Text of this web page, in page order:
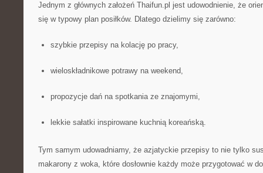
Jednym z głównych założeń Thaifun.pl jest udowodnienie, że
się w typowy plan posiłków. Dlatego dzielimy się zarówno:
szybkie przepisy na kolację po pracy,
wieloskładnikowe potrawy na weekend,
propozycje dań na spotkania ze znajomymi,
lekkie sałatki inspirowane kuchnią koreańską.
Tym samym udowadniamy, że azjatyckie przepisy to nie tylko
makarony z woka, które dosłownie każdy może przygotować w